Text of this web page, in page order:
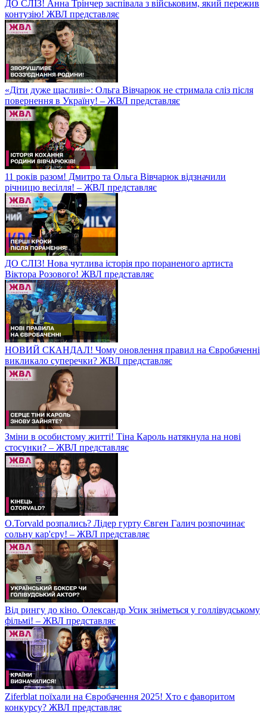
ДО СЛІЗ! Анна Трінчер заспівала з військовим, який пережив
контузію! ЖВЛ представляє
«Діти дуже щасливі»: Ольга Вівчарюк не стримала сліз після
повернення в Україну! – ЖВЛ представляє
11 років разом! Дмитро та Ольга Вівчарюк відзначили
річницю весілля! – ЖВЛ представляє
ДО СЛІЗ! Нова чутлива історія про пораненого артиста
Віктора Розового! ЖВЛ представляє
НОВИЙ СКАНДАЛ! Чому оновлення правил на Євробаченні
викликало суперечки? ЖВЛ представляє
Зміни в особистому житті! Тіна Кароль натякнула на нові
стосунки? – ЖВЛ представляє
O.Torvald розпались? Лідер гурту Євген Галич розпочинає
сольну кар'єру! – ЖВЛ представляє
Від рингу до кіно. Олександр Усик зніметься у голлівудському
фільмі! – ЖВЛ представляє
Ziferblat поїхали на Євробачення 2025! Хто є фаворитом
конкурсу? ЖВЛ представляє